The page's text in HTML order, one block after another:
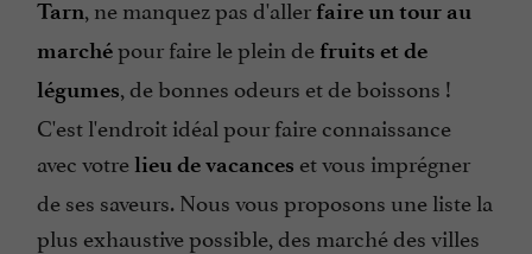
Tarn, ne manquez pas d'aller faire un tour au
marchépour faire le plein de fruits et de
légumes, de bonnes odeurs et de boissons !
C'est l'endroit idéal pour faire connaissance
avec votrelieu de vacances et vous imprégner
de ses saveurs. Nous vous proposons une liste la
plus exhaustive possible, des marché des villes